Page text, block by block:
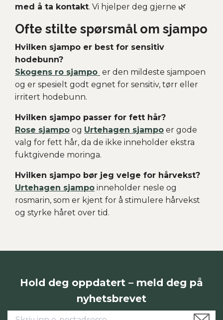
med å ta kontakt. Vi hjelper deg gjerne 🌿
Ofte stilte spørsmål om sjampo
Hvilken sjampo er best for sensitiv
hodebunn?
Skogens ro sjampo er den mildeste sjampoen
og er spesielt godt egnet for sensitiv, tørr eller
irritert hodebunn.
Hvilken sjampo passer for fett hår?
Rose sjampo og Urtehagen sjampo er gode
valg for fett hår, da de ikke inneholder ekstra
fuktgivende moringa.
Hvilken sjampo bør jeg velge for hårvekst?
Urtehagen sjampo inneholder nesle og
rosmarin, som er kjent for å stimulere hårvekst
og styrke håret over tid.
Hold deg oppdatert – meld deg på
nyhetsbrevet